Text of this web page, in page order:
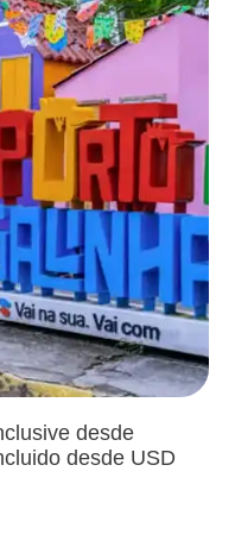
desde
desde USD